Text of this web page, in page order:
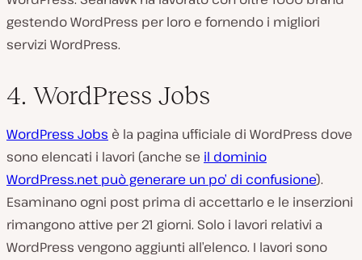
gestendo WordPress per loro e fornendo i migliori
servizi WordPress.
4. WordPress Jobs
WordPress Jobs è la pagina ufficiale di WordPress dove
sono elencati i lavori (anche se il dominio
WordPress.net può generare un po’ di confusione).
Esaminano ogni post prima di accettarlo e le inserzioni
rimangono attive per 21 giorni. Solo i lavori relativi a
WordPress vengono aggiunti all’elenco. I lavori sono